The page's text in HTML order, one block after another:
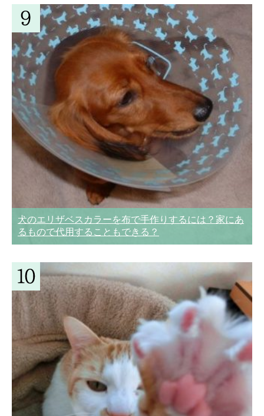
犬のエリザベスカラーを布で手作りするには？家にあ
るもので代用することもできる？